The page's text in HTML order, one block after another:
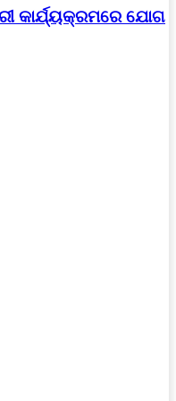
କାର୍ଯ୍ୟକ୍ରମରେ ଯୋଗ